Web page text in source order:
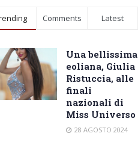
Comments Latest
Una bellissima
eoliana, Giulia
Ristuccia, alle
finali
nazionali di
Miss Universo
28 AGOSTO 2024